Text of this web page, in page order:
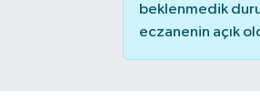
beklenmedik
eczanenin açık